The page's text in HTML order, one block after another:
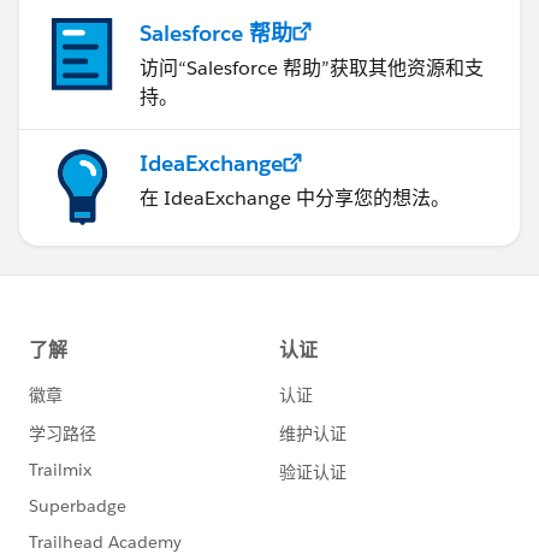
Salesforce 帮助
访问“Salesforce 帮助”获取其他资源和支
持。
IdeaExchange
在 IdeaExchange 中分享您的想法。